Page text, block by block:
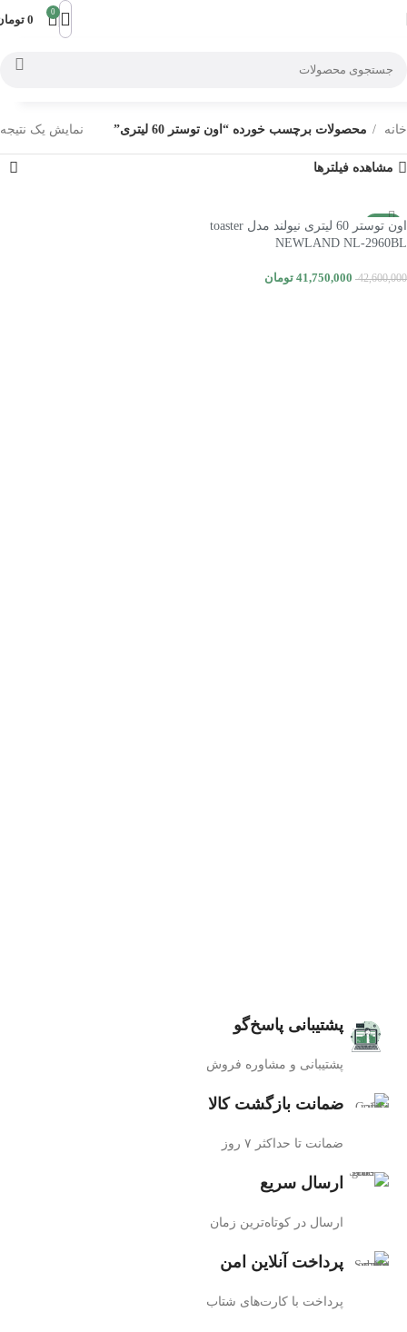
0
0
خانه محصولات برچسب خورده “اون توستر 60 لیتری” نمایش یک نتیجه
مشاهده فیلترها
-2%
اون توستر 60 لیتری نیولند مدل toaster
NEWLAND NL-2960BL
42,600,000
41,750,000 تومان
پرداخت آنلاین امن
پرداخت با کارت‌های شتاب
ارسال سریع
ارسال در کوتاه‌ترین زمان
ضمانت بازگشت کالا
ضمانت تا حداکثر ۷ روز
پشتیبانی پاسخ‌گو
پشتیبانی و مشاوره فروش